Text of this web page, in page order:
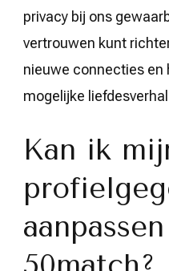
privacy bij ons
vertrouwen kunt
nieuwe connecties en
mogelijke
Kan ik